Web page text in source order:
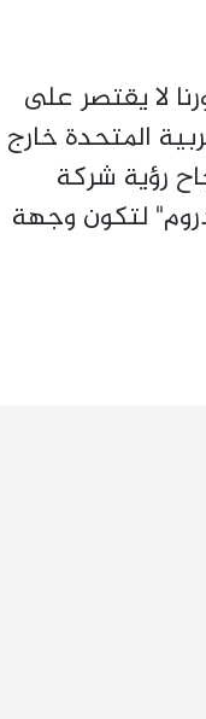
لا يقتصر على
المتحدة خارج
رؤية شركة
لتكون وجهة